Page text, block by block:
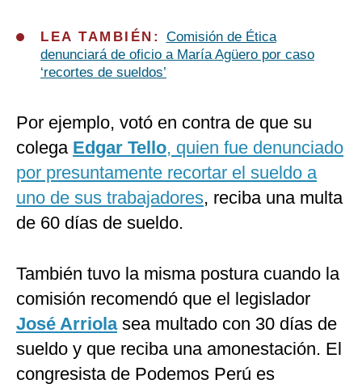
LEA TAMBIÉN: Comisión de Ética
denunciará de oficio a María Agüero por caso
‘recortes de sueldos’
Por ejemplo, votó en contra de que su
colega Edgar Tello, quien fue denunciado
por presuntamente recortar el sueldo a
uno de sus trabajadores, reciba una multa
de 60 días de sueldo.
También tuvo la misma postura cuando la
comisión recomendó que el legislador
José Arriolasea multado con 30 días de
sueldo y que reciba una amonestación. El
congresista de Podemos Perú es